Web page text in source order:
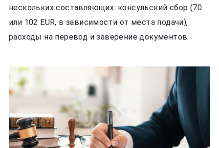
нескольких составляющих: консульский сбор (70
или 102 EUR, в зависимости от места подачи),
расходы на перевод и заверение документов.